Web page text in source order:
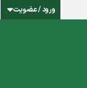
ورود / عضویت